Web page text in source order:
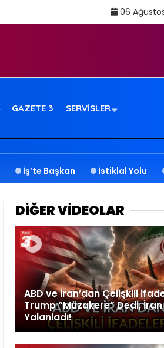
06
GAZETE 3 SERVISLER
İş’te Başkan İstiklal Yolu
DİĞER VİDEOLAR
ABD ve İran’dan Çelişkili
Trump “Müzakere” Dedi, İran
Yalanladı!